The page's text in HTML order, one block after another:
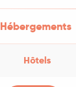
Hébergements
Hôtels